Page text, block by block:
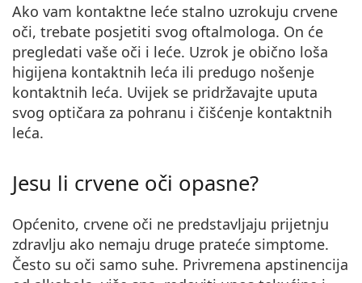
Ako vam kontaktne leće stalno uzrokuju crvene
oči, trebate posjetiti svog oftalmologa. On će
pregledati vaše oči i leće. Uzrok je obično loša
higijena kontaktnih leća ili predugo nošenje
kontaktnih leća. Uvijek se pridržavajte uputa
svog optičara za pohranu i čišćenje kontaktnih
leća.
Jesu li crvene oči opasne?
Općenito, crvene oči ne predstavljaju prijetnju
zdravlju ako nemaju druge prateće simptome.
Često su oči samo suhe. Privremena apstinencija